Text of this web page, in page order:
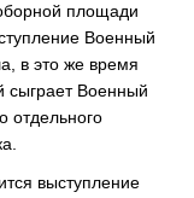
площади
Военный
в это же время
сыграет Военный
отдельного
выступление